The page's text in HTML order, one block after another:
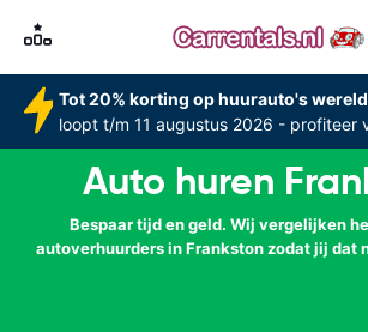
Tot 20% korting op huurauto's
loopt t/m 11 augustus 2026 - profiteer
Auto huren
Bespaar tijd en geld. Wij vergelijken
autoverhuurders in Frankston zodat jij dat